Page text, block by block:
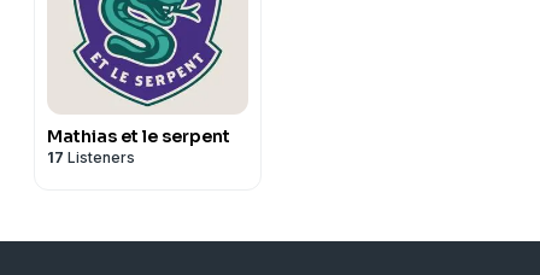
Mathias et le serpent
17 Listeners